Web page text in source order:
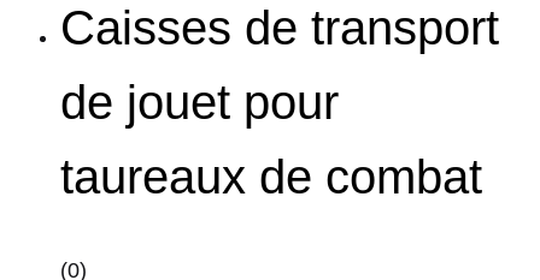
Caisses de transport
de jouet pour
taureaux de combat
(0)